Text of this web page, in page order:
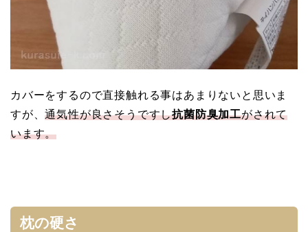
カバーをするので直接触れる事はあまりないと思いま
すが、通気性が良さそうですし抗菌防臭加工がされて
います。
枕の硬さ